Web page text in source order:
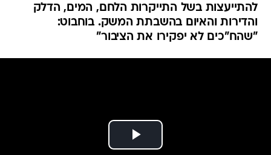
להתייעצות בשל התייקרות הלחם, המים, הדלק
והדירות והאיום בהשבתת המשק. בוחבוט:
"שהח"כים לא יפקירו את הציבור"